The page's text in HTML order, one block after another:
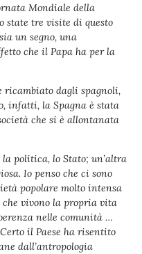
Mondiale della
state tre visite di questo
un segno, una
che il Papa ha per la
ricambiato dagli spagnoli,
infatti, la Spagna è stata
che si è allontanata
la politica, lo Stato; un’altra
Io penso che ci sono
popolare molto intensa
vivono la propria vita
nelle comunità …
il Paese ha risentito
dall’antropologia